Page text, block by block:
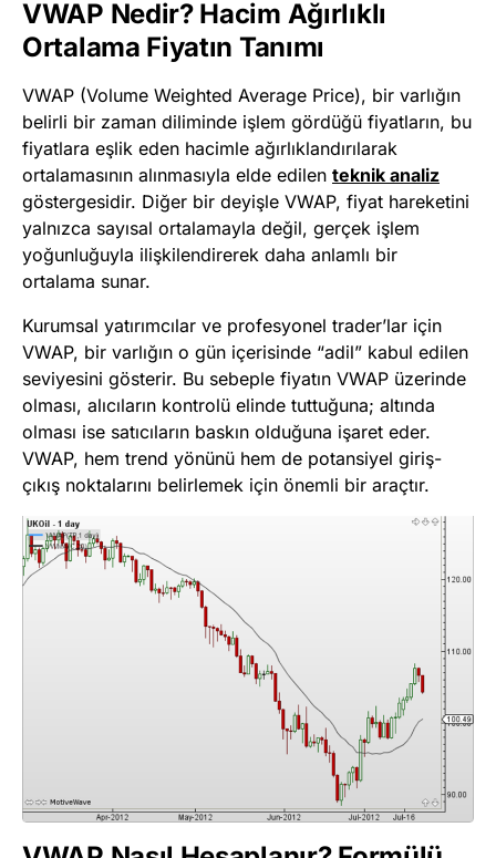
VWAP Nedir? Hacim Ağırlıklı
Ortalama Fiyatın Tanımı
VWAP (Volume Weighted Average Price), bir varlığın
belirli bir zaman diliminde işlem gördüğü fiyatların, bu
fiyatlara eşlik eden hacimle ağırlıklandırılarak
ortalamasının alınmasıyla elde edilen teknik analiz
göstergesidir. Diğer bir deyişle VWAP, fiyat hareketini
yalnızca sayısal ortalamayla değil, gerçek işlem
yoğunluğuyla ilişkilendirerek daha anlamlı bir
ortalama sunar.
Kurumsal yatırımcılar ve profesyonel trader’lar için
VWAP, bir varlığın o gün içerisinde “adil” kabul edilen
seviyesini gösterir. Bu sebeple fiyatın VWAP üzerinde
olması, alıcıların kontrolü elinde tuttuğuna; altında
olması ise satıcıların baskın olduğuna işaret eder.
VWAP, hem trend yönünü hem de potansiyel giriş-
çıkış noktalarını belirlemek için önemli bir araçtır.